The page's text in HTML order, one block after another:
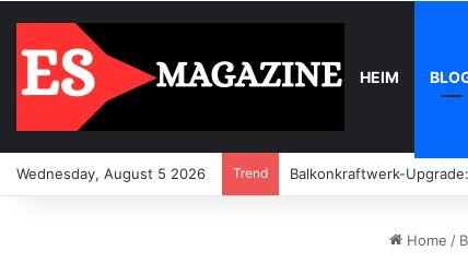
HEIM
Wednesday, August 5 2026 Trend Balkonkraftwerk-
Home /